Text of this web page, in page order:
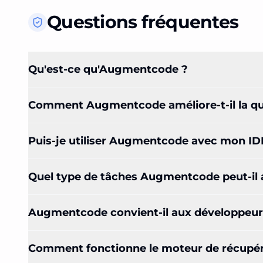
Questions fréquentes
Qu'est-ce qu'Augmentcode ?
Comment Augmentcode améliore-t-il la
Puis-je utiliser Augmentcode avec mon
Quel type de tâches Augmentcode peut-il
Augmentcode convient-il aux
Comment fonctionne le moteur de